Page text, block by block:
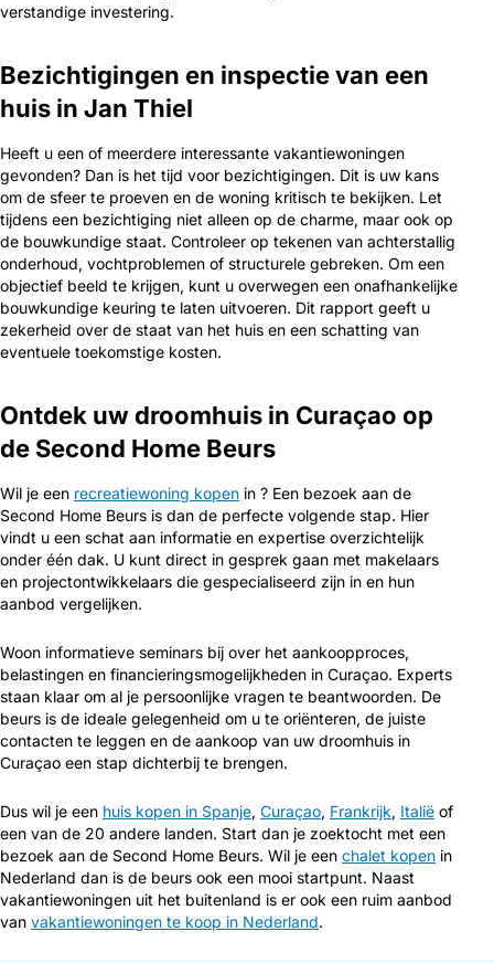
verstandige investering.
Bezichtigingen en inspectie van een
huis in Jan Thiel
Heeft u een of meerdere interessante vakantiewoningen
gevonden? Dan is het tijd voor bezichtigingen. Dit is uw kans
om de sfeer te proeven en de woning kritisch te bekijken. Let
tijdens een bezichtiging niet alleen op de charme, maar ook op
de bouwkundige staat. Controleer op tekenen van achterstallig
onderhoud, vochtproblemen of structurele gebreken. Om een
objectief beeld te krijgen, kunt u overwegen een onafhankelijke
bouwkundige keuring te laten uitvoeren. Dit rapport geeft u
zekerheid over de staat van het huis en een schatting van
eventuele toekomstige kosten.
Ontdek uw droomhuis in Curaçao op
de Second Home Beurs
Wil je een recreatiewoning kopen in ? Een bezoek aan de
Second Home Beurs is dan de perfecte volgende stap. Hier
vindt u een schat aan informatie en expertise overzichtelijk
onder één dak. U kunt direct in gesprek gaan met makelaars
en projectontwikkelaars die gespecialiseerd zijn in en hun
aanbod vergelijken.
Woon informatieve seminars bij over het aankoopproces,
belastingen en financieringsmogelijkheden in Curaçao. Experts
staan klaar om al je persoonlijke vragen te beantwoorden. De
beurs is de ideale gelegenheid om u te oriënteren, de juiste
contacten te leggen en de aankoop van uw droomhuis in
Curaçao een stap dichterbij te brengen.
Dus wil je een huis kopen in Spanje, Curaçao, Frankrijk, Italië of
een van de 20 andere landen. Start dan je zoektocht met een
bezoek aan de Second Home Beurs. Wil je een chalet kopen in
Nederland dan is de beurs ook een mooi startpunt. Naast
vakantiewoningen uit het buitenland is er ook een ruim aanbod
van vakantiewoningen te koop in Nederland.